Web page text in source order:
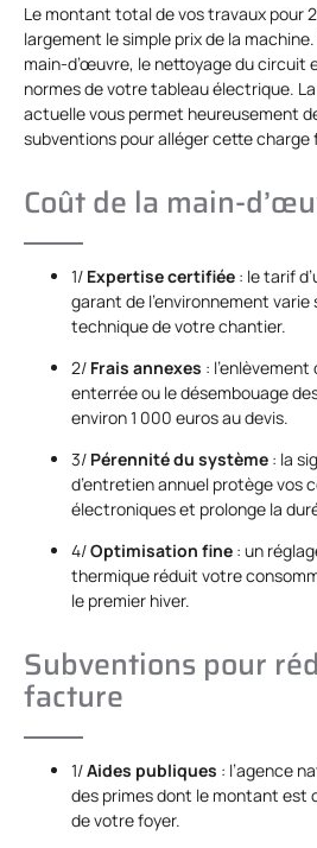
Le montant total de vos travaux pour
largement le simple prix de la
main-d’œuvre, le nettoyage du circuit
normes de votre tableau électrique.
actuelle vous permet heureusement
subventions pour alléger cette charge
Coût de la main-
1/ Expertise certifiée : le tarif
garant de l’environnement
technique de votre chantier.
2/ Frais annexes : l’enlèvement
enterrée ou le désembouage
environ 1 000 euros au devis.
3/ Pérennité du système : la
d’entretien annuel protège vos
électroniques et prolonge la
4/Optimisation fine : un
thermique réduit votre
le premier hiver.
Subventions pour
facture
1/Aides publiques : l’agence
des primes dont le montant est
de votre foyer.